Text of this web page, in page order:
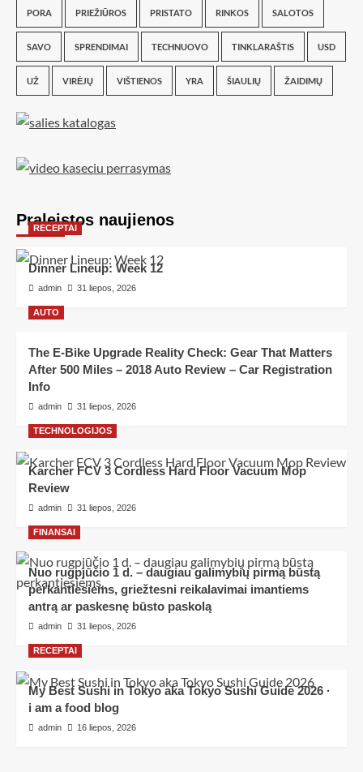
PORA PRIEŽIŪROS PRISTATO RINKOS SALOTOS
SAVO SPRENDIMAI TECHNUOVO TINKLARAŠTIS USD
UŽ VIRĖJŲ VIŠTIENOS YRA ŠIAULIŲ ŽAIDIMŲ
Praleistos naujienos
RECEPTAI
Dinner Lineup: Week 12
admin 31 liepos, 2026
AUTO
The E-Bike Upgrade Reality Check: Gear That Matters
After 500 Miles – 2018 Auto Review – Car Registration
Info
admin 31 liepos, 2026
TECHNOLOGIJOS
Karcher FCV 3 Cordless Hard Floor Vacuum Mop
Review
admin 31 liepos, 2026
FINANSAI
Nuo rugpjūčio 1 d. – daugiau galimybių pirmą būstą
perkantiesiems, griežtesni reikalavimai imantiems
antrą ar paskesnę būsto paskolą
admin 31 liepos, 2026
RECEPTAI
My Best Sushi in Tokyo aka Tokyo Sushi Guide 2026 ·
i am a food blog
admin 16 liepos, 2026